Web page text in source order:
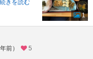
続きを読む
1
前）
5